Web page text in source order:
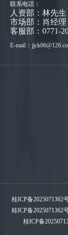
联系电话：
人资部：林先生
市场部：肖经理
客服部：0771-
E-mail：
桂ICP备2025071362
桂ICP备2025071362
桂ICP备